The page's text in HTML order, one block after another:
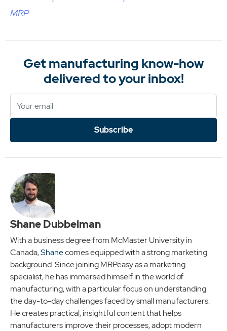
MRP
Get manufacturing know-how
delivered to your inbox!
Subscribe
Shane Dubbelman
With a business degree from McMaster University in
Canada,Shanecomes equipped with a strong marketing
background. Since joining MRPeasy as a marketing
specialist, he has immersed himself in the world of
manufacturing, with a particular focus on understanding
the day-to-day challenges faced by small manufacturers.
He creates practical, insightful content that helps
manufacturers improve their processes, adopt modern